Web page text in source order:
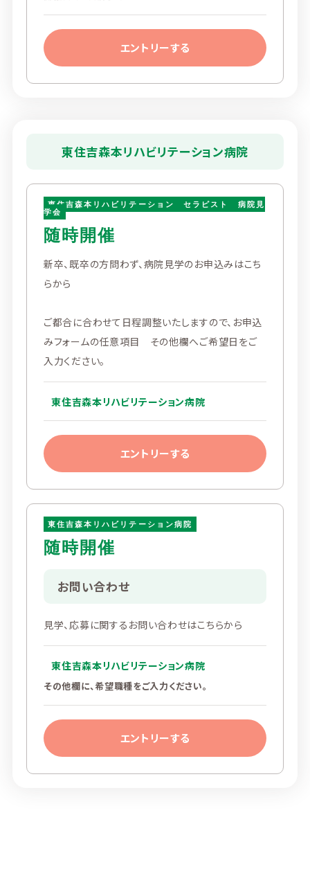
エントリーする
東住吉森本リハビリテーション病院
東住吉森本リハビリテーション セラピスト 病院見
学会
随時開催
新卒、既卒の方問わず、病院見学のお申込みはこち
らから
ご都合に合わせて日程調整いたしますので、お申込
みフォームの任意項目 その他欄へご希望日をご
入力ください。
東住吉森本リハビリテーション病院
エントリーする
東住吉森本リハビリテーション病院
随時開催
お問い合わせ
見学、応募に関するお問い合わせはこちらから
東住吉森本リハビリテーション病院
その他欄に、希望職種をご入力ください。
エントリーする